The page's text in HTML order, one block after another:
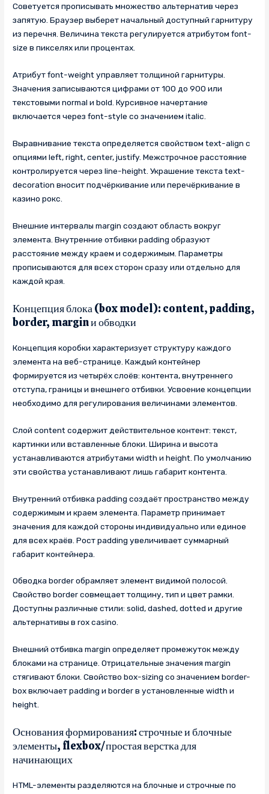
Советуется прописывать множество альтернатив через
запятую. Браузер выберет начальный доступный гарнитуру
из перечня. Величина текста регулируется атрибутом font-
size в пикселях или процентах.
Атрибут font-weight управляет толщиной гарнитуры.
Значения записываются цифрами от 100 до 900 или
текстовыми normal и bold. Курсивное начертание
включается через font-style со значением italic.
Выравнивание текста определяется свойством text-align с
опциями left, right, center, justify. Межстрочное расстояние
контролируется через line-height. Украшение текста text-
decoration вносит подчёркивание или перечёркивание в
казино рокс.
Внешние интервалы margin создают область вокруг
элемента. Внутренние отбивки padding образуют
расстояние между краем и содержимым. Параметры
прописываются для всех сторон сразу или отдельно для
каждой края.
Концепция блока (box model): content, padding,
border, margin и обводки
Концепция коробки характеризует структуру каждого
элемента на веб-странице. Каждый контейнер
формируется из четырёх слоёв: контента, внутреннего
отступа, границы и внешнего отбивки. Усвоение концепции
необходимо для регулирования величинами элементов.
Слой content содержит действительное контент: текст,
картинки или вставленные блоки. Ширина и высота
устанавливаются атрибутами width и height. По умолчанию
эти свойства устанавливают лишь габарит контента.
Внутренний отбивка padding создаёт пространство между
содержимым и краем элемента. Параметр принимает
значения для каждой стороны индивидуально или единое
для всех краёв. Рост padding увеличивает суммарный
габарит контейнера.
Обводка border обрамляет элемент видимой полосой.
Свойство border совмещает толщину, тип и цвет рамки.
Доступны различные стили: solid, dashed, dotted и другие
альтернативы в rox casino.
Внешний отбивка margin определяет промежуток между
блоками на странице. Отрицательные значения margin
стягивают блоки. Свойство box-sizing со значением border-
box включает padding и border в установленные width и
height.
Основания формирования: строчные и блочные
элементы, flexbox/простая верстка для
начинающих
HTML-элементы разделяются на блочные и строчные по